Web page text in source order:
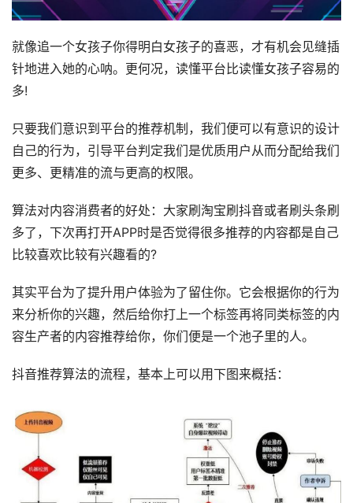
就像追一个女孩子你得明白女孩子的喜恶，才有机会见缝插
针地进入她的心呐。更何况，读懂平台比读懂女孩子容易的
多!
只要我们意识到平台的推荐机制，我们便可以有意识的设计
自己的行为，引导平台判定我们是优质用户从而分配给我们
更多、更精准的流与更高的权限。
算法对内容消费者的好处：大家刷淘宝刷抖音或者刷头条刷
多了，下次再打开APP时是否觉得很多推荐的内容都是自己
比较喜欢比较有兴趣看的?
其实平台为了提升用户体验为了留住你。它会根据你的行为
来分析你的兴趣，然后给你打上一个标签再将同类标签的内
容生产者的内容推荐给你，你们便是一个池子里的人。
抖音推荐算法的流程，基本上可以用下图来概括：